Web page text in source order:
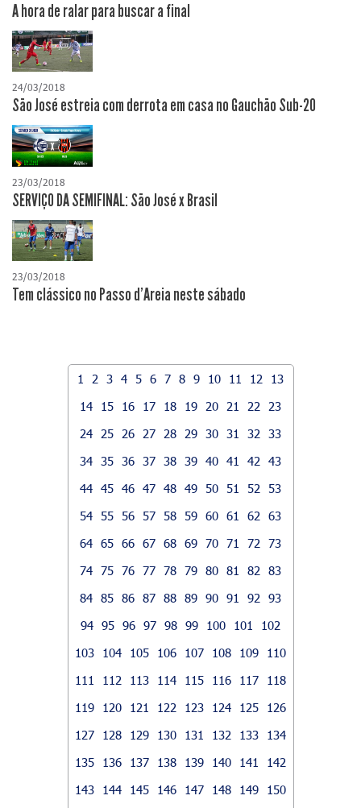
A hora de ralar para buscar a final
24/03/2018
São José estreia com derrota em casa no Gauchão Sub-20
23/03/2018
SERVIÇO DA SEMIFINAL: São José x Brasil
23/03/2018
Tem clássico no Passo d'Areia neste sábado
1 2 3 4 5 6 7 8 9 10 11 12
13
14
15 16 17 18 19 20 21 22
23
24
25 26 27 28 29 30 31 32
33
34 35 36 37 38 39 40 41 42
43
44 45 46 47 48 49 50 51 52
53
54 55 56 57 58 59 60 61 62
63
64 65 66 67 68 69 70 71 72
73
74 75 76 77 78 79 80 81 82
83
84 85 86 87 88 89 90 91 92
93
94 95 96 97 98 99 100 101
102
103
104 105 106 107 108 109
110
111
112 113 114 115 116 117
118
119
120 121 122 123 124 125
126
127
128 129 130 131 132 133
134
135
136 137 138 139 140 141
142
143
144 145 146 147 148 149
150